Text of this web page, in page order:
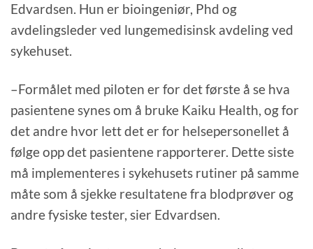
Edvardsen. Hun er bioingeniør, Phd og
avdelingsleder ved lungemedisinsk avdeling ved
sykehuset.
–Formålet med piloten er for det første å se hva
pasientene synes om å bruke Kaiku Health, og for
det andre hvor lett det er for helsepersonellet å
følge opp det pasientene rapporterer. Dette siste
må implementeres i sykehusets rutiner på samme
måte som å sjekke resultatene fra blodprøver og
andre fysiske tester, sier Edvardsen.